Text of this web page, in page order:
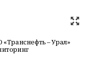
– Урал»